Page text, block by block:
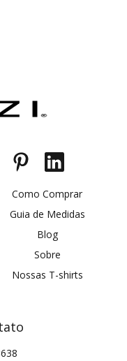
Como Comprar
Guia de Medidas
Blog
Sobre
Nossas T-shirts